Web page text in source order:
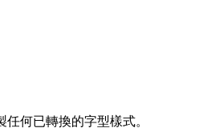
何已轉換的字型樣式。